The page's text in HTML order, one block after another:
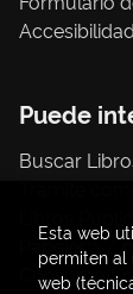
Accesibilidad
Puede
Buscar
Papelería /
Consumo
Esta web
permiten al
web